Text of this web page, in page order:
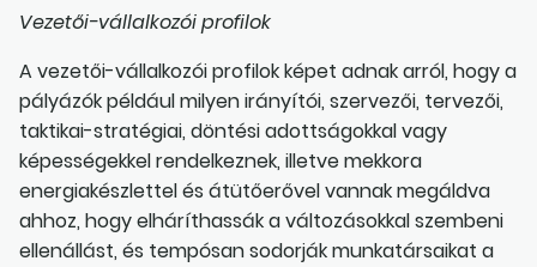
Vezetői-vállalkozói profilok
A vezetői-vállalkozói profilok képet adnak arról, hogy a
pályázók például milyen irányítói, szervezői, tervezői,
taktikai-stratégiai, döntési adottságokkal vagy
képességekkel rendelkeznek, illetve mekkora
energiakészlettel és átütőerővel vannak megáldva
ahhoz, hogy elháríthassák a változásokkal szembeni
ellenállást, és tempósan sodorják munkatársaikat a